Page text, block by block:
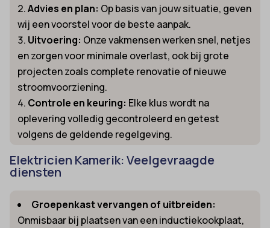
Advies en plan: Op basis van jouw situatie, geven
wij een voorstel voor de beste aanpak.
Uitvoering: Onze vakmensen werken snel, netjes
en zorgen voor minimale overlast, ook bij grote
projecten zoals complete renovatie of nieuwe
stroomvoorziening.
Controle en keuring: Elke klus wordt na
oplevering volledig gecontroleerd en getest
volgens de geldende regelgeving.
Elektricien Kamerik: Veelgevraagde
diensten
Groepenkast vervangen of uitbreiden:
Onmisbaar bij plaatsen van een inductiekookplaat,